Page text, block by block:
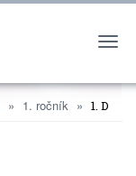
1. ročník 1. D